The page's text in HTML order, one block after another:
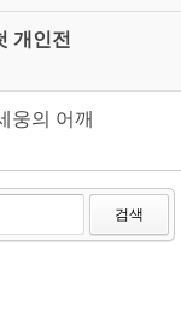
개인전
웅의 어깨
검색